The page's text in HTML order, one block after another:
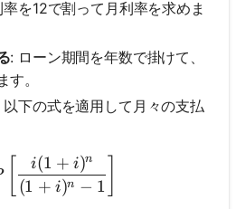
率を12で割って月利率を求めま
: ローン期間を年数で掛けて、
。
以下の式を適用して月々の支払
M = P \left[ \frac{i(1 +
(1 + i)n − 1
i(1 + i)n